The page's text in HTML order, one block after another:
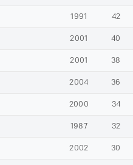
1991 42
2001 40
2001 38
2004 36
2000 34
1987 32
2002 30